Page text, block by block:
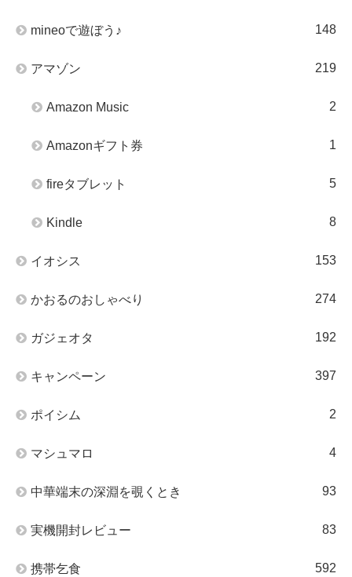
mineoで遊ぼう♪ 148
アマゾン 219
Amazon Music 2
Amazonギフト券 1
fireタブレット 5
Kindle 8
イオシス 153
かおるのおしゃべり 274
ガジェオタ 192
キャンペーン 397
ポイシム 2
マシュマロ 4
中華端末の深淵を覗くとき 93
実機開封レビュー 83
携帯乞食 592